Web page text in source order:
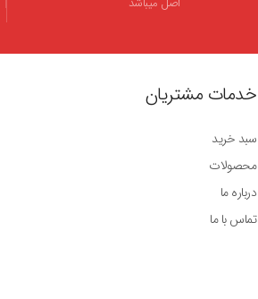
خدمات مشتریان
سبد خرید
محصولات
درباره ما
تماس با ما